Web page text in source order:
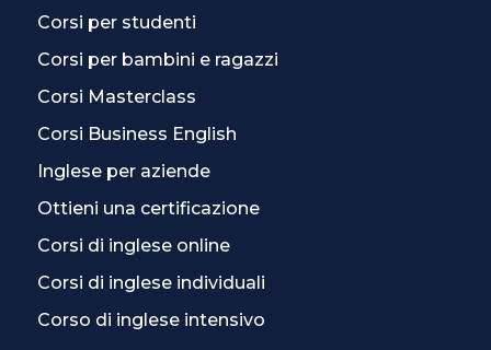
Corsi per studenti
Corsi per bambini e ragazzi
Corsi Masterclass
Corsi Business English
Inglese per aziende
Ottieni una certificazione
Corsi di inglese online
Corsi di inglese individuali
Corso di inglese intensivo